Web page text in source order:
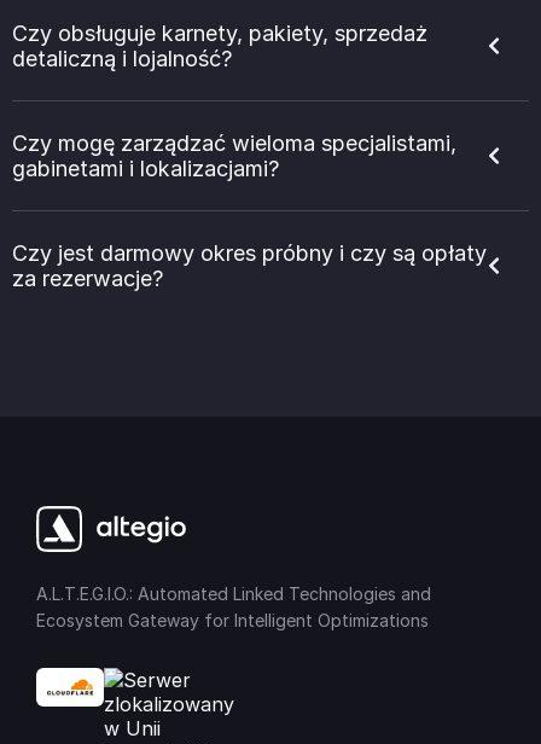
Czy obsługuje karnety, pakiety, sprzedaż
detaliczną i lojalność?
Czy mogę zarządzać wieloma specjalistami,
gabinetami i lokalizacjami?
Czy jest darmowy okres próbny i czy są opłaty
za rezerwacje?
A.L.T.E.G.I.O.: Automated Linked Technologies and
Ecosystem Gateway for Intelligent Optimizations